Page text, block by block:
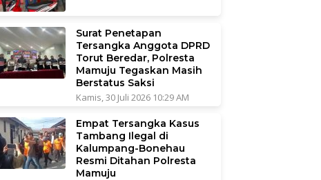
Surat Penetapan
Tersangka Anggota DPRD
Torut Beredar, Polresta
Mamuju Tegaskan Masih
Berstatus Saksi
Kamis, 30 Juli 2026 10:29 AM
Empat Tersangka Kasus
Tambang Ilegal di
Kalumpang-Bonehau
Resmi Ditahan Polresta
Mamuju